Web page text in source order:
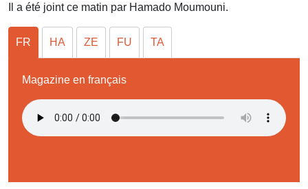
Il a été joint ce matin par Hamado Moumouni.
FR HA ZE FU TA
Magazine en français